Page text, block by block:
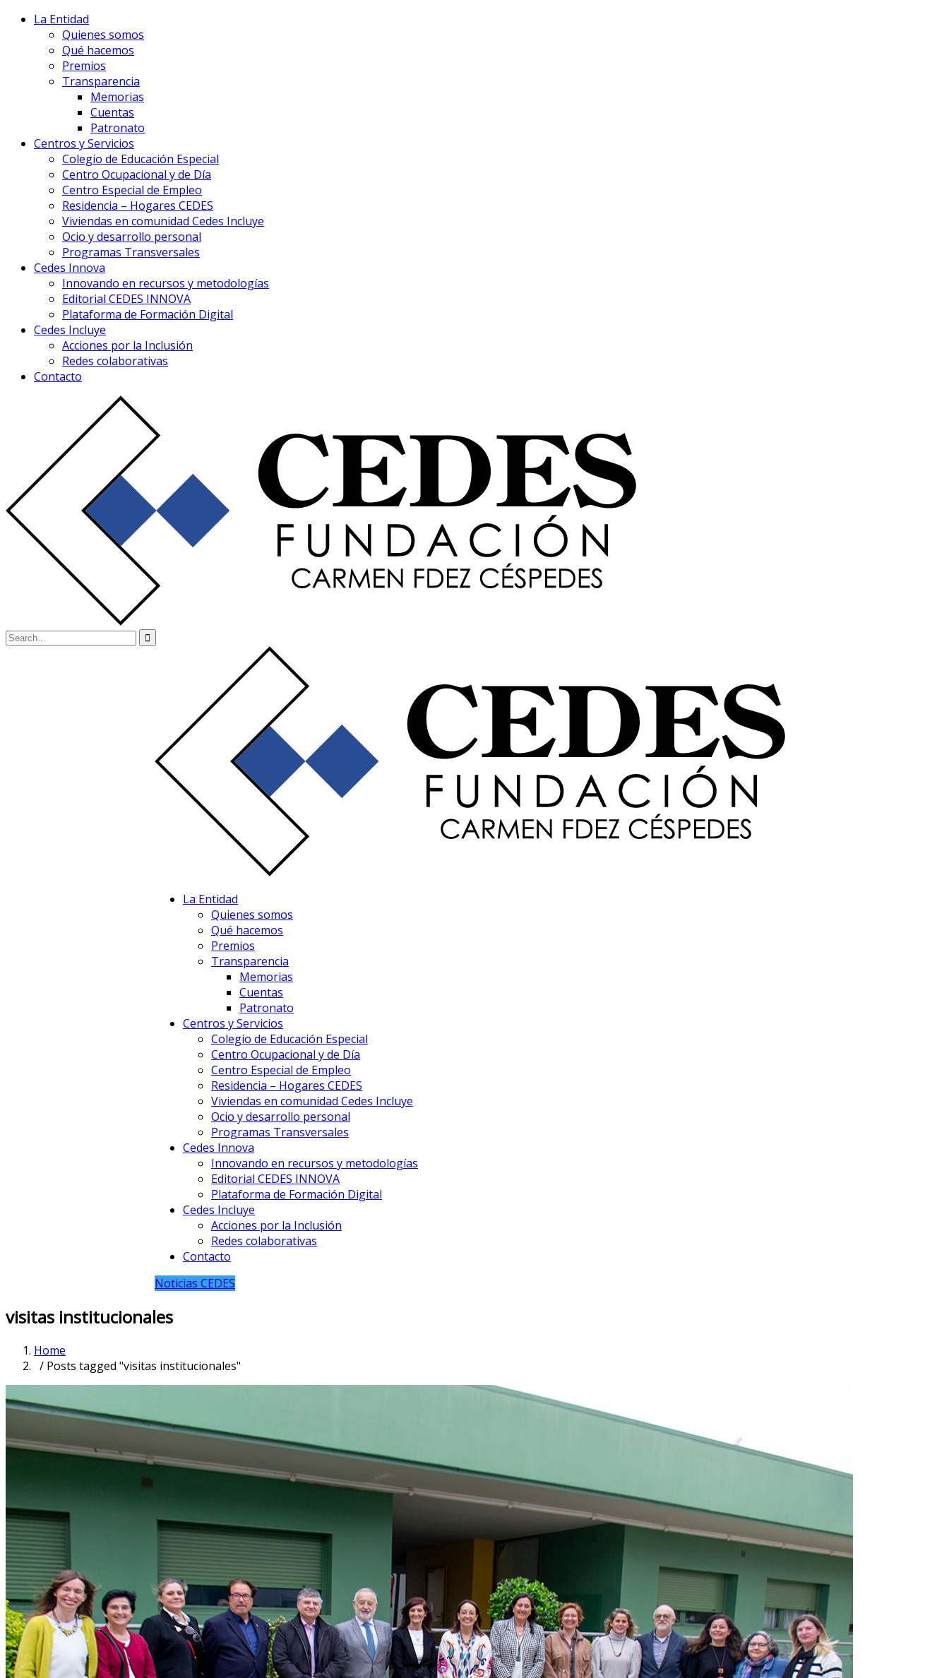
La Entidad
Quienes somos
Qué hacemos
Premios
Transparencia
Memorias
Cuentas
Patronato
Centros y Servicios
Colegio de Educación Especial
Centro Ocupacional y de Día
Centro Especial de Empleo
Residencia – Hogares CEDES
Viviendas en comunidad Cedes Incluye
Ocio y desarrollo personal
Programas Transversales
Cedes Innova
Innovando en recursos y metodologías
Editorial CEDES INNOVA
Plataforma de Formación Digital
Cedes Incluye
Acciones por la Inclusión
Redes colaborativas
Contacto
La Entidad
Quienes somos
Qué hacemos
Premios
Transparencia
Memorias
Cuentas
Patronato
Centros y Servicios
Colegio de Educación Especial
Centro Ocupacional y de Día
Centro Especial de Empleo
Residencia – Hogares CEDES
Viviendas en comunidad Cedes Incluye
Ocio y desarrollo personal
Programas Transversales
Cedes Innova
Innovando en recursos y metodologías
Editorial CEDES INNOVA
Plataforma de Formación Digital
Cedes Incluye
Acciones por la Inclusión
Redes colaborativas
Contacto
Noticias CEDES
visitas institucionales
Home
/ Posts tagged "visitas institucionales"